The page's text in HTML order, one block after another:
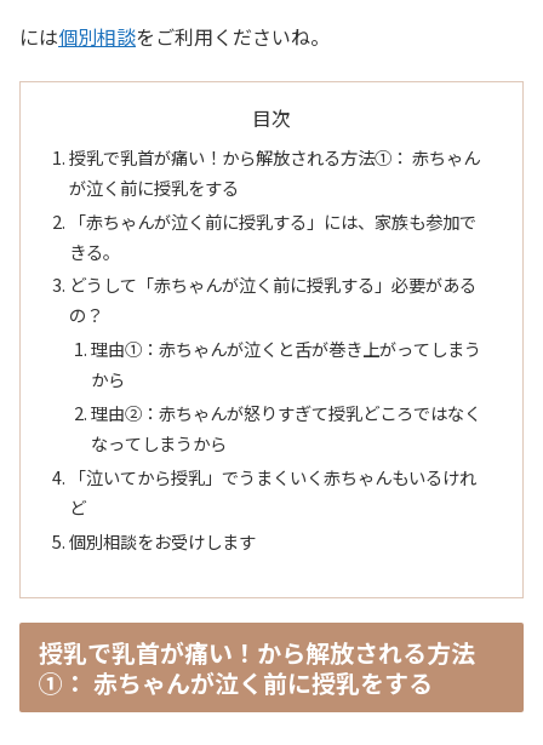
には個別相談をご利用くださいね。
目次
授乳で乳首が痛い！から解放される方法➀： 赤ちゃん
が泣く前に授乳をする
「赤ちゃんが泣く前に授乳する」には、家族も参加で
きる。
どうして「赤ちゃんが泣く前に授乳する」必要がある
の？
理由①：赤ちゃんが泣くと舌が巻き上がってしまう
から
理由②：赤ちゃんが怒りすぎて授乳どころではなく
なってしまうから
「泣いてから授乳」でうまくいく赤ちゃんもいるけれ
ど
個別相談をお受けします
授乳で乳首が痛い！から解放される方法
➀： 赤ちゃんが泣く前に授乳をする